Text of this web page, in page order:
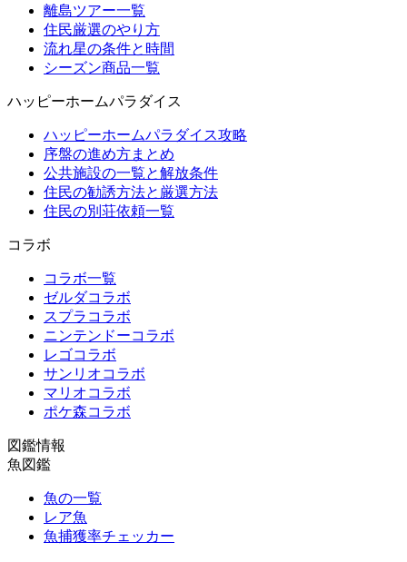
離島ツアー一覧
住民厳選のやり方
流れ星の条件と時間
シーズン商品一覧
ハッピーホームパラダイス
ハッピーホームパラダイス攻略
序盤の進め方まとめ
公共施設の一覧と解放条件
住民の勧誘方法と厳選方法
住民の別荘依頼一覧
コラボ
コラボ一覧
ゼルダコラボ
スプラコラボ
ニンテンドーコラボ
レゴコラボ
サンリオコラボ
マリオコラボ
ポケ森コラボ
図鑑情報
魚図鑑
魚の一覧
レア魚
魚捕獲率チェッカー